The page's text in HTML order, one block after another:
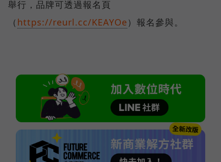
舉行，品牌可透過報名頁
（ https://reurl.cc/KEAYOe ）報名參與。